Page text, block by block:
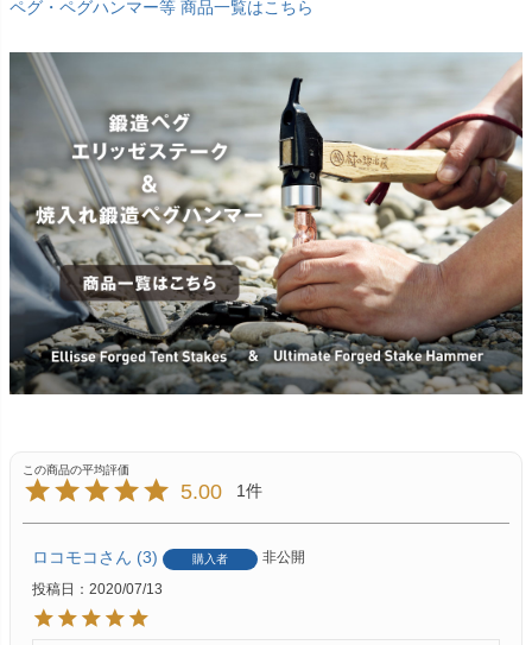
ペグ・ペグハンマー等 商品一覧はこちら
5.00 1
ロコモコ 3 購入者
非公開
投稿日
2020/07/13